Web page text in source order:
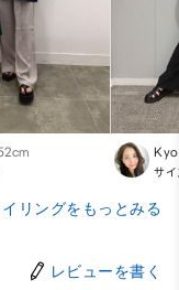
サ
リングをもっとみる
レビューを書く